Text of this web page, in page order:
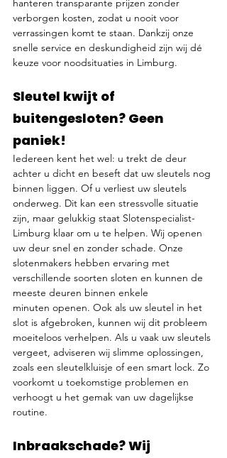
hanteren transparante prijzen zonder
verborgen kosten, zodat u nooit voor
verrassingen komt te staan. Dankzij onze
snelle service en deskundigheid zijn wij dé
keuze voor noodsituaties in Limburg.
Sleutel kwijt of
buitengesloten? Geen
paniek!
Iedereen kent het wel: u trekt de deur
achter u dicht en beseft dat uw sleutels nog
binnen liggen. Of u verliest uw sleutels
onderweg. Dit kan een stressvolle situatie
zijn, maar gelukkig staat Slotenspecialist-
Limburg klaar om u te helpen. Wij openen
uw deur snel en zonder schade. Onze
slotenmakers hebben ervaring met
verschillende soorten sloten en kunnen de
meeste deuren binnen enkele
minuten openen. Ook als uw sleutel in het
slot is afgebroken, kunnen wij dit probleem
moeiteloos verhelpen. Als u vaak uw sleutels
vergeet, adviseren wij slimme oplossingen,
zoals een sleutelkluisje of een smart lock. Zo
voorkomt u toekomstige problemen en
verhoogt u het gemak van uw dagelijkse
routine.
Inbraakschade? Wij